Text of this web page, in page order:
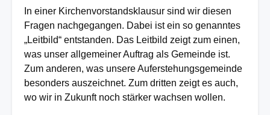
In einer Kirchenvorstandsklausur sind wir diesen
Fragen nachgegangen. Dabei ist ein so genanntes
„Leitbild“ entstanden. Das Leitbild zeigt zum einen,
was unser allgemeiner Auftrag als Gemeinde ist.
Zum anderen, was unsere Auferstehungsgemeinde
besonders auszeichnet. Zum dritten zeigt es auch,
wo wir in Zukunft noch stärker wachsen wollen.